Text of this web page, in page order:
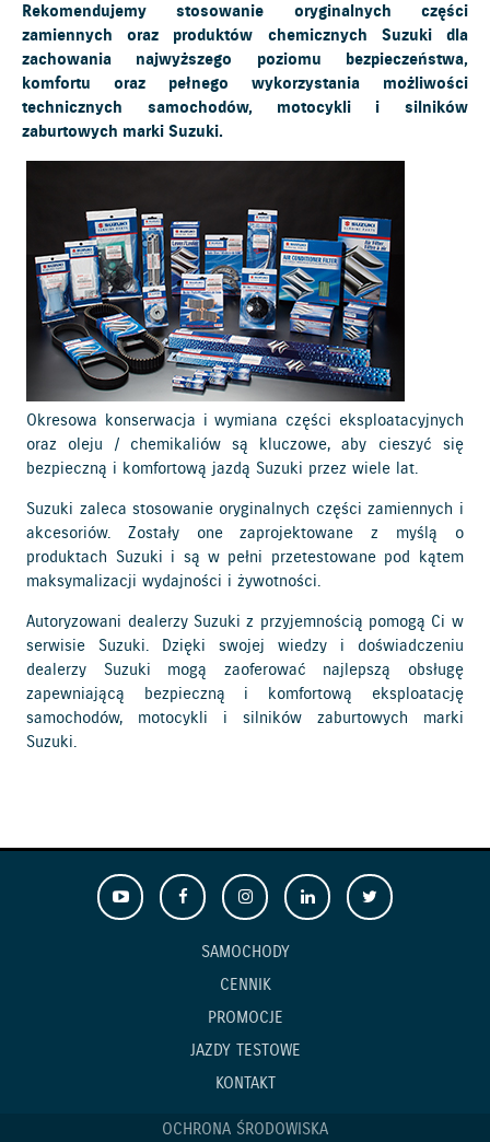
Rekomendujemy stosowanie oryginalnych części
zamiennych oraz produktów chemicznych Suzuki dla
zachowania najwyższego poziomu bezpieczeństwa,
komfortu oraz pełnego wykorzystania możliwości
technicznych samochodów, motocykli i silników
zaburtowych marki Suzuki.
Okresowa konserwacja i wymiana części eksploatacyjnych
oraz oleju / chemikaliów są kluczowe, aby cieszyć się
bezpieczną i komfortową jazdą Suzuki przez wiele lat.
Suzuki zaleca stosowanie oryginalnych części zamiennych i
akcesoriów. Zostały one zaprojektowane z myślą o
produktach Suzuki i są w pełni przetestowane pod kątem
maksymalizacji wydajności i żywotności.
Autoryzowani dealerzy Suzuki z przyjemnością pomogą Ci w
serwisie Suzuki. Dzięki swojej wiedzy i doświadczeniu
dealerzy Suzuki mogą zaoferować najlepszą obsługę
zapewniającą bezpieczną i komfortową eksploatację
samochodów, motocykli i silników zaburtowych marki
Suzuki.
SAMOCHODY
CENNIK
PROMOCJE
JAZDY TESTOWE
KONTAKT
OCHRONA ŚRODOWISKA